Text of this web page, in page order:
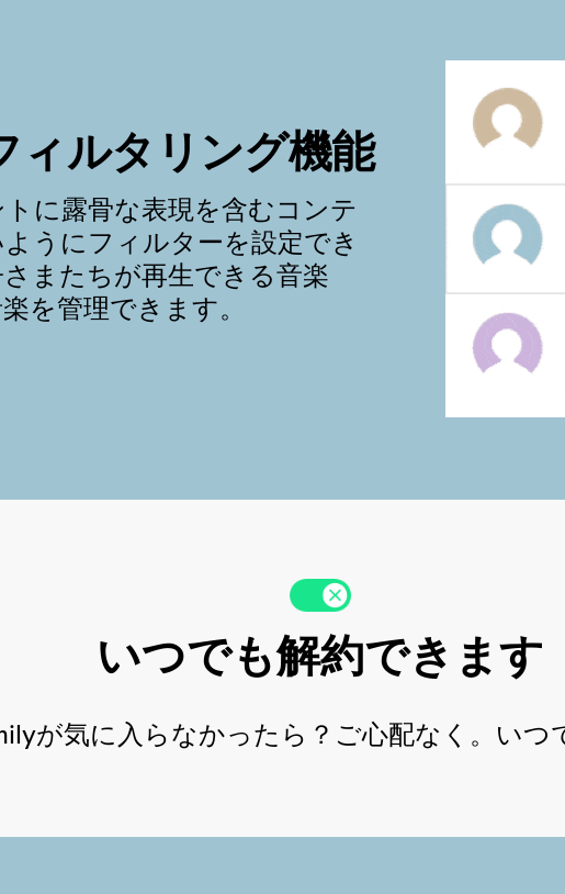
ィルタリング機能
に露骨な表現を含むコンテ
うにフィルターを設定でき
またちが再生できる音楽
を管理できます。
いつでも解約できます
が気に入らなかったら？ご心配なく。いつ